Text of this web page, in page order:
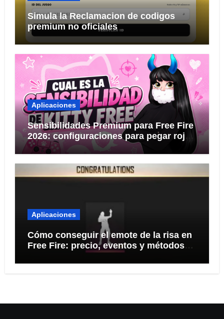
Simula la Reclamacion de codigos
premium no oficiales
Aplicaciones
Sensibilidades Premium para Free Fire
2026: configuraciones para pegar rojo
KITTY FREE
Aplicaciones
Cómo conseguir el emote de la risa en
Free Fire: precio, eventos y métodos